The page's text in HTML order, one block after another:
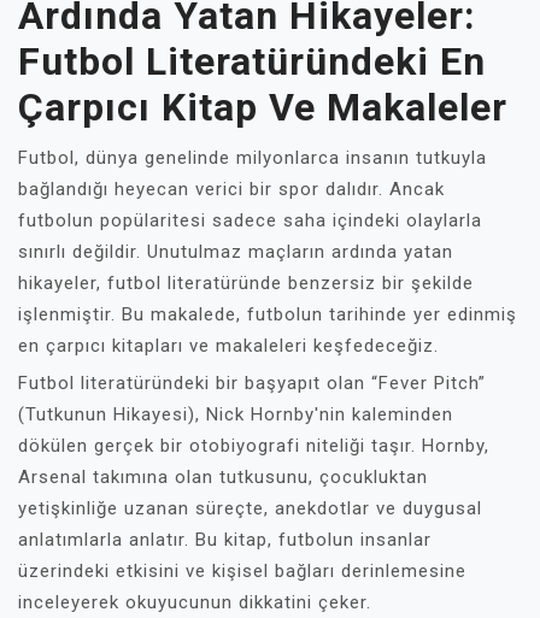
Ardında Yatan Hikayeler:
Futbol Literatüründeki En
Çarpıcı Kitap Ve Makaleler
Futbol, dünya genelinde milyonlarca insanın tutkuyla
bağlandığı heyecan verici bir spor dalıdır. Ancak
futbolun popülaritesi sadece saha içindeki olaylarla
sınırlı değildir. Unutulmaz maçların ardında yatan
hikayeler, futbol literatüründe benzersiz bir şekilde
işlenmiştir. Bu makalede, futbolun tarihinde yer edinmiş
en çarpıcı kitapları ve makaleleri keşfedeceğiz.
Futbol literatüründeki bir başyapıt olan “Fever Pitch”
(Tutkunun Hikayesi), Nick Hornby'nin kaleminden
dökülen gerçek bir otobiyografi niteliği taşır. Hornby,
Arsenal takımına olan tutkusunu, çocukluktan
yetişkinliğe uzanan süreçte, anekdotlar ve duygusal
anlatımlarla anlatır. Bu kitap, futbolun insanlar
üzerindeki etkisini ve kişisel bağları derinlemesine
inceleyerek okuyucunun dikkatini çeker.